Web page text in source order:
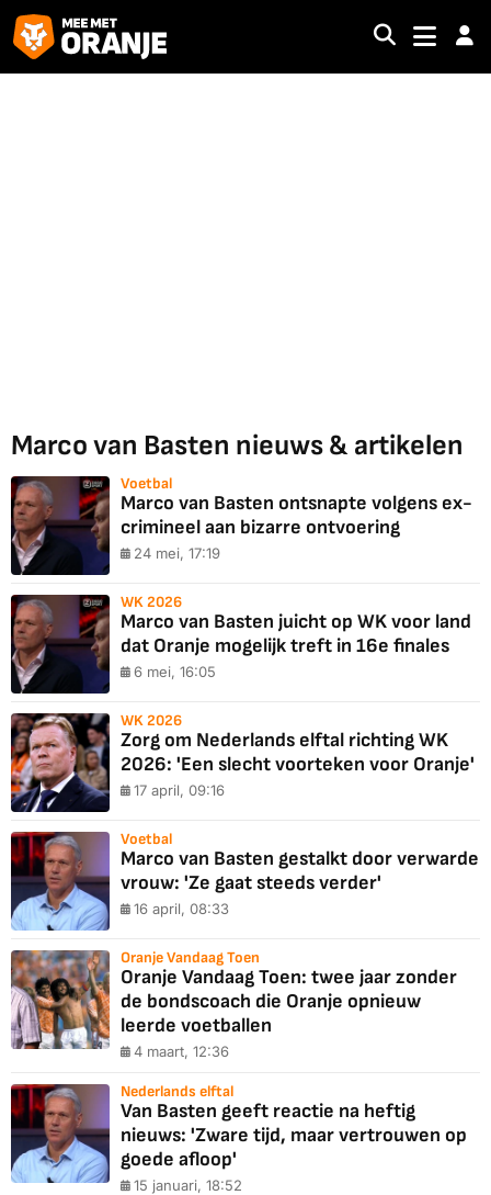
Marco van Basten nieuws & artikelen
Voetbal
Marco van Basten ontsnapte volgens ex-
crimineel aan bizarre ontvoering
24 mei, 17:19
WK 2026
Marco van Basten juicht op WK voor land
dat Oranje mogelijk treft in 16e finales
6 mei, 16:05
WK 2026
Zorg om Nederlands elftal richting WK
2026: 'Een slecht voorteken voor Oranje'
17 april, 09:16
Voetbal
Marco van Basten gestalkt door verwarde
vrouw: 'Ze gaat steeds verder'
16 april, 08:33
Oranje Vandaag Toen
Oranje Vandaag Toen: twee jaar zonder
de bondscoach die Oranje opnieuw
leerde voetballen
4 maart, 12:36
Nederlands elftal
Van Basten geeft reactie na heftig
nieuws: 'Zware tijd, maar vertrouwen op
goede afloop'
15 januari, 18:52